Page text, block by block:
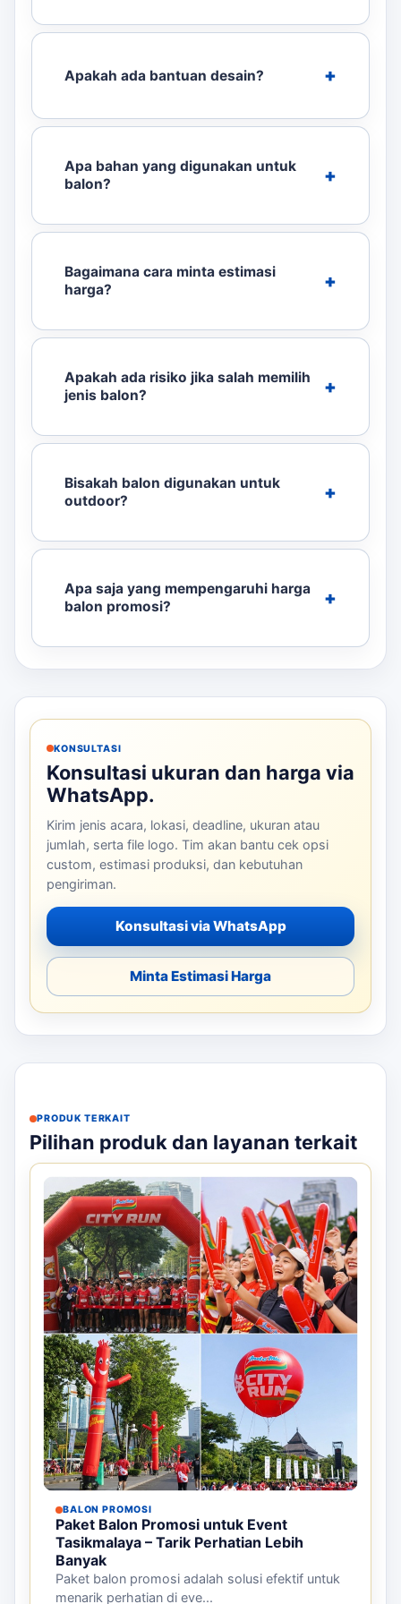
Apakah ada bantuan desain?
Apa bahan yang digunakan untuk
balon?
Bagaimana cara minta estimasi
harga?
Apakah ada risiko jika salah memilih
jenis balon?
Bisakah balon digunakan untuk
outdoor?
Apa saja yang mempengaruhi harga
balon promosi?
KONSULTASI
Konsultasi ukuran dan harga via
WhatsApp.
Kirim jenis acara, lokasi, deadline, ukuran atau
jumlah, serta file logo. Tim akan bantu cek opsi
custom, estimasi produksi, dan kebutuhan
pengiriman.
Konsultasi via WhatsApp
Minta Estimasi Harga
PRODUK TERKAIT
Pilihan produk dan layanan terkait
BALON PROMOSI
Paket Balon Promosi untuk Event
Tasikmalaya – Tarik Perhatian Lebih
Banyak
Paket balon promosi adalah solusi efektif untuk
menarik perhatian di eve...